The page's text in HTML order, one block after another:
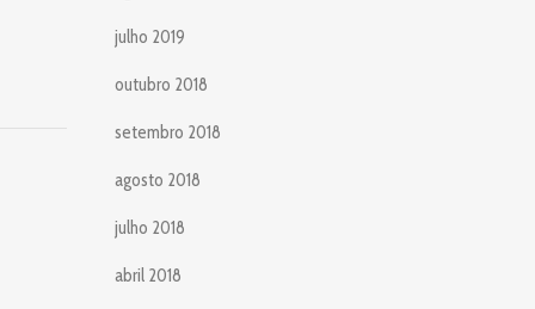
julho 2019
outubro 2018
setembro 2018
agosto 2018
julho 2018
abril 2018